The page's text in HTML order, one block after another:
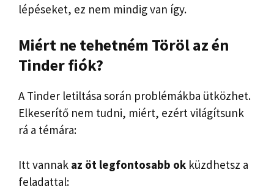
lépéseket, ez nem mindig van így.
Miért ne tehetném Törölaz én
Tinder fiók?
A Tinder letiltása során problémákba ütközhet.
Elkeserítő nem tudni, miért, ezért világítsunk
rá a témára:
Itt vannak az öt legfontosabb ok küzdhetsz a
feladattal: